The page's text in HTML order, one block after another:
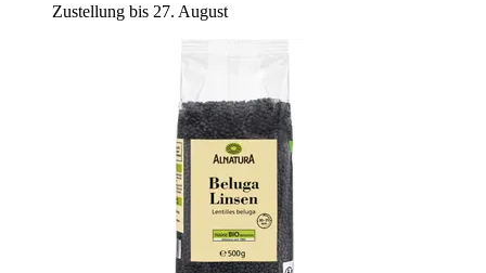
Zustellung bis 27. August